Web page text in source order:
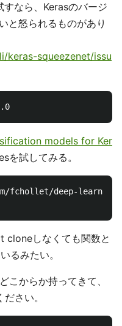
なら、Kerasのバージ
と怒られるものがあり
keras-squeezenet/issu
models for Ker
試してみる。
fchollet/deep-learning-
cloneしなくても関数と
るみたい。
こからか持ってきて、
さい。